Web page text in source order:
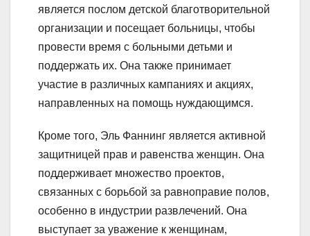
является послом детской благотворительной
организации и посещает больницы, чтобы
провести время с больными детьми и
поддержать их. Она также принимает
участие в различных кампаниях и акциях,
направленных на помощь нуждающимся.
Кроме того, Эль Фаннинг является активной
защитницей прав и равенства женщин. Она
поддерживает множество проектов,
связанных с борьбой за равноправие полов,
особенно в индустрии развлечений. Она
выступает за уважение к женщинам,